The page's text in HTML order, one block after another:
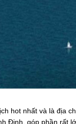
hot nhất và là địa
Định, góp phần rất